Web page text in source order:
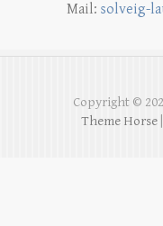
Mail: solveig-
Copyright ©
Theme Horse|